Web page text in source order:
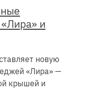
и
новую
«Лира» —
крышей и